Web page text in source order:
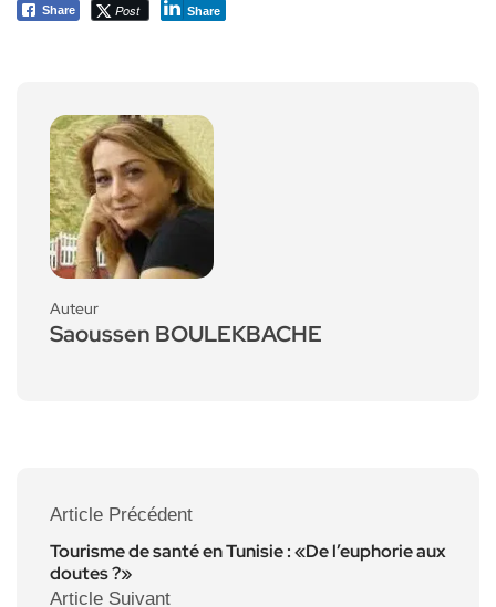
Share Post Share
Auteur
Saoussen BOULEKBACHE
Article Précédent
Tourisme de santé en Tunisie : «De l’euphorie aux
doutes ?»
Article Suivant